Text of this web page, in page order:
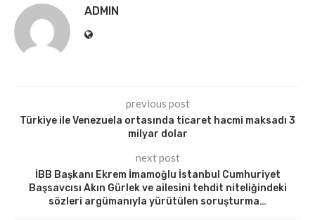
ADMIN
previous post
Türkiye ile Venezuela ortasında ticaret hacmi maksadı 3
milyar dolar
next post
İBB Başkanı Ekrem İmamoğlu İstanbul Cumhuriyet
Başsavcısı Akın Gürlek ve ailesini tehdit niteliğindeki
sözleri argümanıyla yürütülen soruşturma…